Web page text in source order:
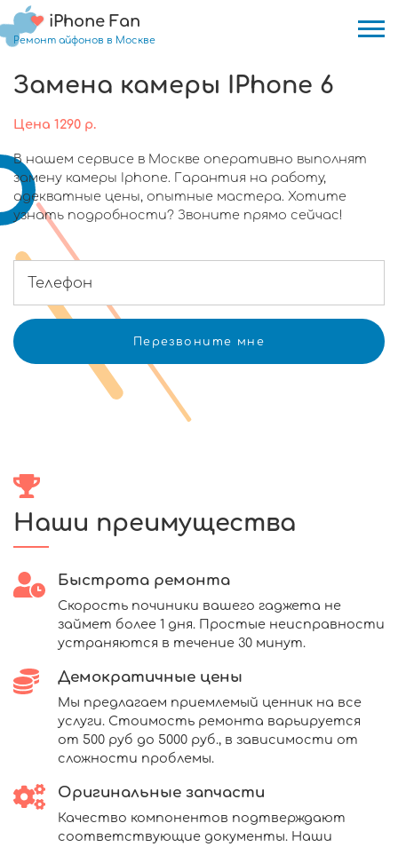
iPhone Fan
Ремонт айфонов в Москве
Замена камеры IPhone 6
Цена 1290 р.
В нашем сервисе в Москве оперативно выполнят
замену камеры Iphone. Гарантия на работу,
адекватные цены, опытные мастера. Хотите
узнать подробности? Звоните прямо сейчас!
Наши преимущества
Быстрота ремонта
Скорость починики вашего гаджета не
займет более 1 дня. Простые неисправности
устраняются в течение 30 минут.
Демократичные цены
Мы предлагаем приемлемый ценник на все
услуги. Стоимость ремонта варьируется
от 500 руб до 5000 руб., в зависимости от
сложности проблемы.
Оригинальные запчасти
Качество компонентов подтверждают
соответствующие документы. Наши